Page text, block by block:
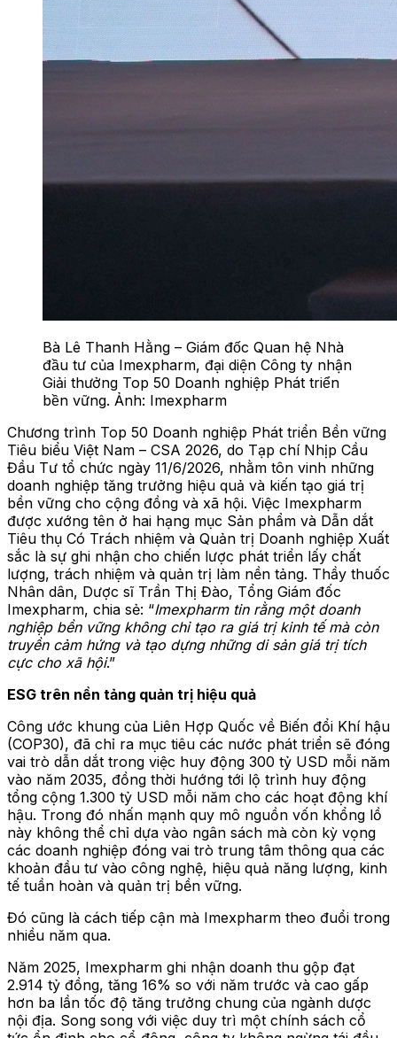
Bà Lê Thanh Hằng – Giám đốc Quan hệ Nhà
đầu tư của Imexpharm, đại diện Công ty nhận
Giải thưởng Top 50 Doanh nghiệp Phát triển
bền vững. Ảnh: Imexpharm
Chương trình Top 50 Doanh nghiệp Phát triển Bền vững
Tiêu biểu Việt Nam – CSA 2026, do Tạp chí Nhịp Cầu
Đầu Tư tổ chức ngày 11/6/2026, nhằm tôn vinh những
doanh nghiệp tăng trưởng hiệu quả và kiến tạo giá trị
bền vững cho cộng đồng và xã hội. Việc Imexpharm
được xướng tên ở hai hạng mục Sản phẩm và Dẫn dắt
Tiêu thụ Có Trách nhiệm và Quản trị Doanh nghiệp Xuất
sắc là sự ghi nhận cho chiến lược phát triển lấy chất
lượng, trách nhiệm và quản trị làm nền tảng. Thầy thuốc
Nhân dân, Dược sĩ Trần Thị Đào, Tổng Giám đốc
Imexpharm, chia sẻ: “Imexpharm tin rằng một doanh
nghiệp bền vững không chỉ tạo ra giá trị kinh tế mà còn
truyền cảm hứng và tạo dựng những di sản giá trị tích
cực cho xã hội.”
ESG trên nền tảng quản trị hiệu quả
Công ước khung của Liên Hợp Quốc về Biến đổi Khí hậu
(COP30), đã chỉ ra mục tiêu các nước phát triển sẽ đóng
vai trò dẫn dắt trong việc huy động 300 tỷ USD mỗi năm
vào năm 2035, đồng thời hướng tới lộ trình huy động
tổng cộng 1.300 tỷ USD mỗi năm cho các hoạt động khí
hậu. Trong đó nhấn mạnh quy mô nguồn vốn khổng lồ
này không thể chỉ dựa vào ngân sách mà còn kỳ vọng
các doanh nghiệp đóng vai trò trung tâm thông qua các
khoản đầu tư vào công nghệ, hiệu quả năng lượng, kinh
tế tuần hoàn và quản trị bền vững.
Đó cũng là cách tiếp cận mà Imexpharm theo đuổi trong
nhiều năm qua.
Năm 2025, Imexpharm ghi nhận doanh thu gộp đạt
2.914 tỷ đồng, tăng 16% so với năm trước và cao gấp
hơn ba lần tốc độ tăng trưởng chung của ngành dược
nội địa. Song song với việc duy trì một chính sách cổ